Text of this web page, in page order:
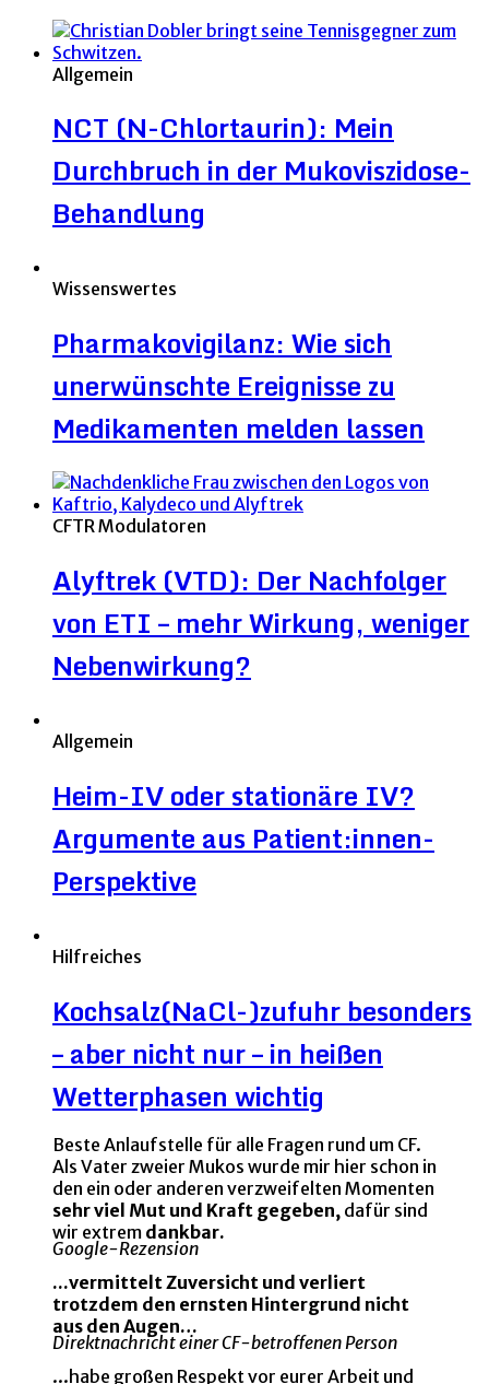
Allgemein
NCT (N-Chlortaurin): Mein
Durchbruch in der Mukoviszidose-
Behandlung
Wissenswertes
Pharmakovigilanz: Wie sich
unerwünschte Ereignisse zu
Medikamenten melden lassen
CFTR Modulatoren
Alyftrek (VTD): Der Nachfolger
von ETI – mehr Wirkung, weniger
Nebenwirkung?
Allgemein
Heim-IV oder stationäre IV?
Argumente aus Patient:innen-
Perspektive
Hilfreiches
Kochsalz(NaCl-)zufuhr besonders
– aber nicht nur – in heißen
Wetterphasen wichtig
Beste Anlaufstelle für alle Fragen rund um CF.
Als Vater zweier Mukos wurde mir hier schon in
den ein oder anderen verzweifelten Momenten
sehr viel Mut und Kraft gegeben, dafür sind
wir extrem dankbar.
Google-Rezension
...vermittelt Zuversicht und verliert
trotzdem den ernsten Hintergrund nicht
aus den Augen…
Direktnachricht einer CF-betroffenen Person
...habe großen Respekt vor eurer Arbeit und